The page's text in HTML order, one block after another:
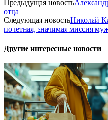
Предыдущая новость
отца
Следующая новостьНиколай
почетная, значимая миссия
Другие интересные новости